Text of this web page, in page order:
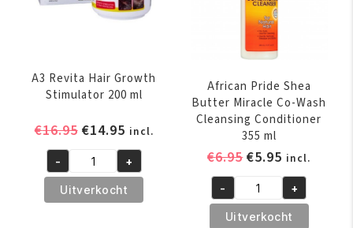
A3 Revita Hair Growth
Stimulator 200 ml
€16.95 Oorspronkelijke
was:
€16.95.
€14.95Huidige
prijs
is:
€14.95.
incl.
A3
Revita
Hair
- +
Uitverkocht
African Pride Shea
Butter Miracle Co-Wash
Cleansing Conditioner
355 ml
€6.95
was:
€6.95.
€5.95 Huidige
prijs
is:
€5.95.
incl.
African
Pride
- +
Uitverkocht